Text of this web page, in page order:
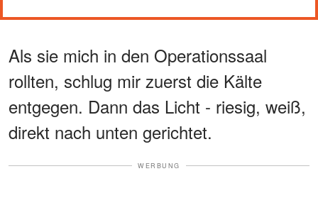
Als sie mich in den Operationssaal
rollten, schlug mir zuerst die Kälte
entgegen. Dann das Licht - riesig, weiß,
direkt nach unten gerichtet.
WERBUNG